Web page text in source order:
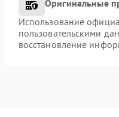
Оригинальные
Использование
пользовательскими
восстановление